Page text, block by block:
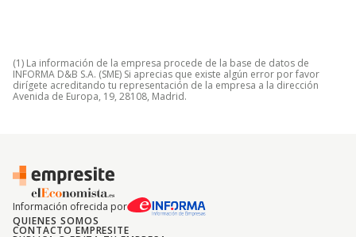
(1) La información de la empresa procede de la base de datos de
INFORMA D&B S.A. (SME) Si aprecias que existe algún error por favor
dirígete acreditando tu representación de la empresa a la dirección
Avenida de Europa, 19, 28108, Madrid.
Información ofrecida por
QUIENES SOMOS
CONTACTO EMPRESITE